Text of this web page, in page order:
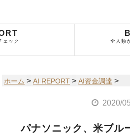
ェック 全人類
ホーム > AI REPORT > AI資金調達 >
2020/
パナソニック、米ブル